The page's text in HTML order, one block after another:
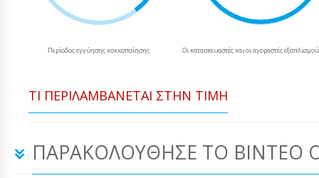
Περίοδος εγγύησης κοκκοποίησης Οι κατασκευαστές και οι αγοραστές
ΤΙ ΠΕΡΙΛΑΜΒΆΝΕΤΑΙ ΣΤΗΝ ΤΙΜΉ
ΠΑΡΑΚΟΛΟΎΘΗΣΕ ΤΟ ΒΊΝΤΕΟ